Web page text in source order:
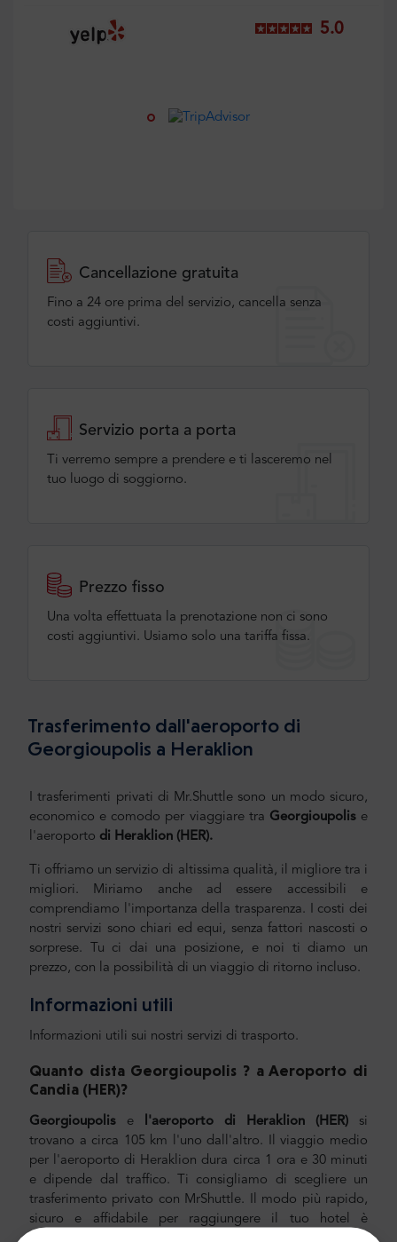
5.0
Cancellazione gratuita
Fino a 24 ore prima del servizio, cancella senza
costi aggiuntivi.
Servizio porta a porta
Ti verremo sempre a prendere e ti lasceremo nel
tuo luogo di soggiorno.
Prezzo fisso
Una volta effettuata la prenotazione non ci sono
costi aggiuntivi. Usiamo solo una tariffa fissa.
Trasferimento dall'aeroporto di
Georgioupolis a Heraklion
I trasferimenti privati di Mr.Shuttle sono un modo sicuro,
economico e comodo per viaggiare tra Georgioupolis e
l'aeroporto di Heraklion (HER).
Ti offriamo un servizio di altissima qualità, il migliore tra i
migliori. Miriamo anche ad essere accessibili e
comprendiamo l'importanza della trasparenza. I costi dei
nostri servizi sono chiari ed equi, senza fattori nascosti o
sorprese. Tu ci dai una posizione, e noi ti diamo un
prezzo, con la possibilità di un viaggio di ritorno incluso.
Informazioni utili
Informazioni utili sui nostri servizi di trasporto.
Quanto dista Georgioupolis ? a Aeroporto di
Candia (HER)?
Georgioupolis e l'aeroporto di Heraklion (HER) si
trovano a circa 105 km l'uno dall'altro. Il viaggio medio
per l'aeroporto di Heraklion dura circa 1 ora e 30 minuti
e dipende dal traffico. Ti consigliamo di scegliere un
trasferimento privato con MrShuttle. Il modo più rapido,
sicuro e affidabile per raggiungere il tuo hotel è